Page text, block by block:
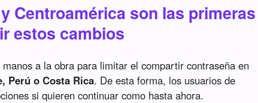
Centroamérica son las primeras
estos cambios
a la obra para limitar el compartir contraseña en
Perú o Costa Rica. De esta forma, los usuarios de
si quieren continuar como hasta ahora.